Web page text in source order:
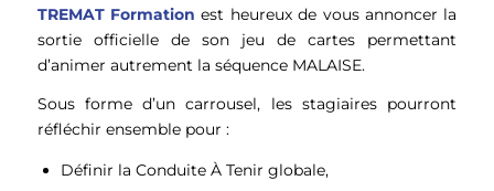
TREMAT Formation est heureux de vous annoncer la
sortie officielle de son jeu de cartes permettant
d’animer autrement la séquence MALAISE.
Sous forme d’un carrousel, les stagiaires pourront
réfléchir ensemble pour :
Définir la Conduite À Tenir globale,